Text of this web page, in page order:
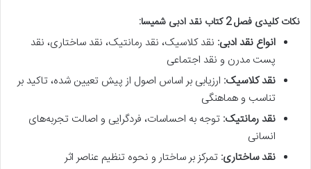
نکات کلیدی فصل 2 کتاب نقد ادبی شمیسا:
انواع نقد ادبی: نقد کلاسیک، نقد رمانتیک، نقد ساختاری، نقد
پست مدرن و نقد اجتماعی
نقد کلاسیک: ارزیابی بر اساس اصول از پیش تعیین شده، تاکید بر
تناسب و هماهنگی
نقد رمانتیک: توجه به احساسات، فردگرایی و اصالت تجربه‌های
انسانی
نقد ساختاری: تمرکز بر ساختار و نحوه تنظیم عناصر اثر